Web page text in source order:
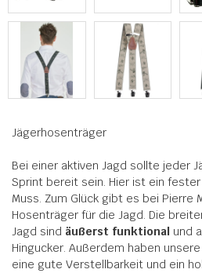
Jägerhosenträger
Bei einer aktiven Jagd sollte jeder
Sprint bereit sein. Hier ist ein
Muss. Zum Glück gibt es bei Pierre
Hosenträger für die Jagd. Die
Jagd sind äußerst funktional und
Hingucker. Außerdem haben
eine gute Verstellbarkeit und ein